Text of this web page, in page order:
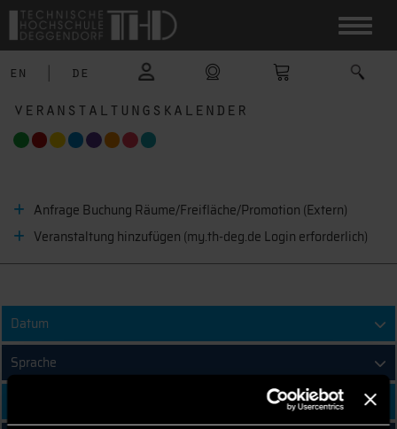
en de
veranstaltungskalender
Anfrage Buchung Räume/Freifläche/Promotion (Extern)
Veranstaltung hinzufügen (my.th-deg.de Login erforderlich)
Datum
Sprache